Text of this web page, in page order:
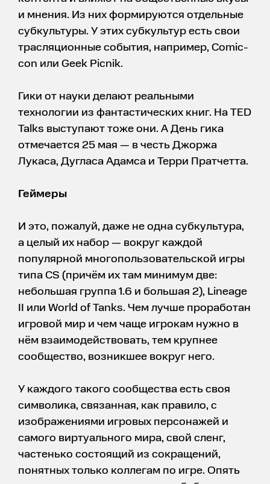
и мнения. Из них формируются отдельные
субкультуры. У этих субкультур есть свои
трасляционные события, например, Comic-
con или Geek Picnik.
Гики от науки делают реальными
технологии из фантастических книг. На TED
Talks выступают тоже они. А День гика
отмечается 25 мая — в честь Джоржа
Лукаса, Дугласа Адамса и Терри Пратчетта.
Геймеры
И это, пожалуй, даже не одна субкультура,
а целый их набор — вокруг каждой
популярной многопользовательской игры
типа CS (причём их там минимум две:
небольшая группа 1.6 и большая 2), Lineage
II или World of Tanks. Чем лучше проработан
игровой мир и чем чаще игрокам нужно в
нём взаимодействовать, тем крупнее
сообщество, возникшее вокруг него.
У каждого такого сообщества есть своя
символика, связанная, как правило, с
изображениями игровых персонажей и
самого виртуального мира, свой сленг,
частенько состоящий из сокращений,
понятных только коллегам по игре. Опять